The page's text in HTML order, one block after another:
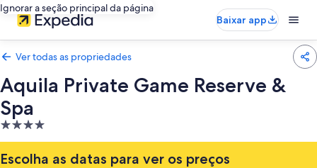
Ignorar a seção principal da página
Baixar app
Ver todas as propriedades
Aquila Private Game Reserve &
Spa
Propriedade
4.0
estrelas
Escolha as datas para ver os preços